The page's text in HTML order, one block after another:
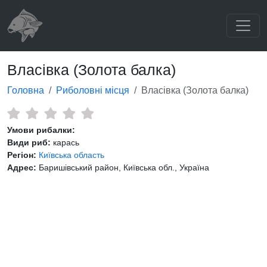
Власівка (Золота балка)
Головна Риболовні місця Власівка (Золота балка)
Умови рибалки:
Види риб: карась
Регіон: Київська область
Адрес: Баришівський район, Київська обл., Україна